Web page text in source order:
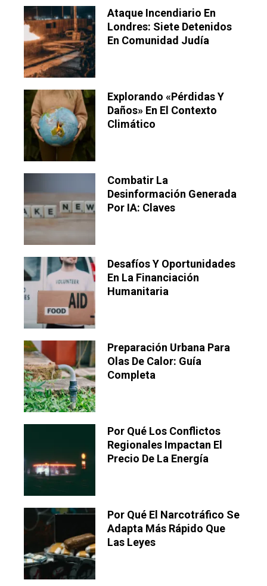
Ataque Incendiario En
Londres: Siete Detenidos
En Comunidad Judía
Explorando «pérdidas Y
Daños» En El Contexto
Climático
Combatir La
Desinformación Generada
Por IA: Claves
Desafíos Y Oportunidades
En La Financiación
Humanitaria
Preparación Urbana Para
Olas De Calor: Guía
Completa
Por Qué Los Conflictos
Regionales Impactan El
Precio De La Energía
Por Qué El Narcotráfico Se
Adapta Más Rápido Que
Las Leyes